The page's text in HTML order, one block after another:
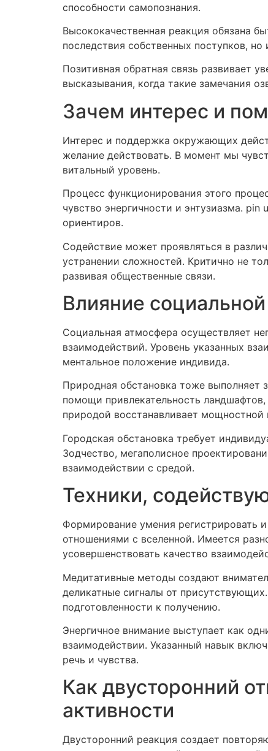
способности самопознания.
Высококачественная реакция обязана
последствия собственных поступков,
Позитивная обратная связь развивает
высказывания, когда такие замечания
Зачем интерес и
Интерес и поддержка окружающих
желание действовать. В момент мы
витальный уровень.
Процесс функционирования этого
чувство энергичности и энтузиазма.
ориентиров.
Содействие может проявляться в
устранении сложностей. Критично не
развивая общественные связи.
Влияние
Социальная атмосфера осуществляет
взаимодействий. Уровень указанных
ментальное положение индивида.
Природная обстановка тоже выполняет
помощи привлекательность
природой восстанавливает
Городская обстановка требует
Зодчество, мегаполисное
взаимодействии с средой.
Техники,
Формирование умения регистрировать
отношениями с вселенной. Имеется
усовершенствовать качество
Медитативные методы создают
деликатные сигналы от
подготовленности к получению.
Энергичное внимание выступает как
взаимодействии. Указанный навык
речь и чувства.
Как двусторонний
активности
Двусторонний реакция создает